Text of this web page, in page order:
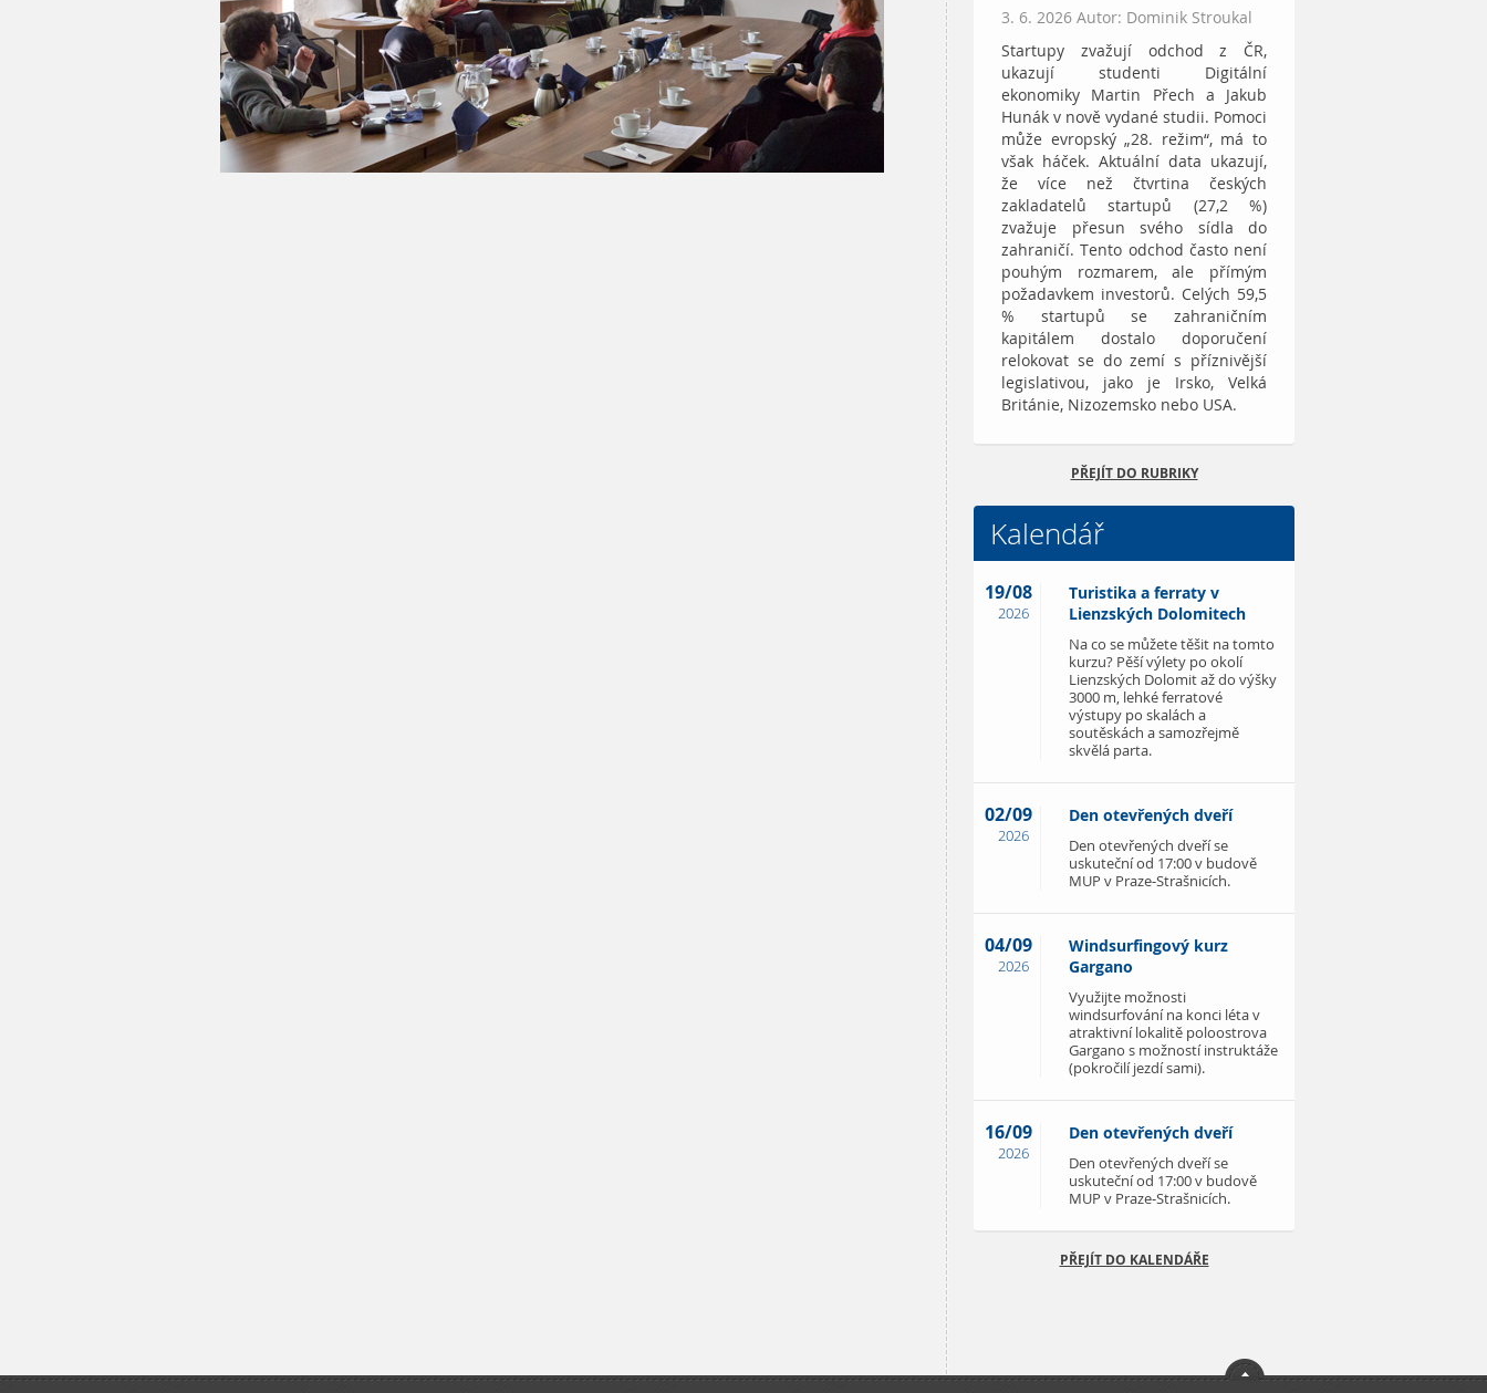
3. 6. 2026 Autor: Dominik Stroukal
Startupy zvažují odchod z ČR,
ukazují studenti Digitální
ekonomiky Martin Přech a Jakub
Hunák v nově vydané studii. Pomoci
může evropský „28. režim“, má to
však háček. Aktuální data ukazují,
že více než čtvrtina českých
zakladatelů startupů (27,2 %)
zvažuje přesun svého sídla do
zahraničí. Tento odchod často není
pouhým rozmarem, ale přímým
požadavkem investorů. Celých 59,5
% startupů se zahraničním
kapitálem dostalo doporučení
relokovat se do zemí s příznivější
legislativou, jako je Irsko, Velká
Británie, Nizozemsko nebo USA.
PŘEJÍT DO RUBRIKY
Kalendář
19/08
2026
Turistika a ferraty v
Lienzských Dolomitech
Na co se můžete těšit na tomto
kurzu? Pěší výlety po okolí
Lienzských Dolomit až do výšky
3000 m, lehké ferratové
výstupy po skalách a
soutěskách a samozřejmě
skvělá parta.
02/09
2026
Den otevřených dveří
Den otevřených dveří se
uskuteční od 17:00 v budově
MUP v Praze-Strašnicích.
04/09
2026
Windsurfingový kurz
Gargano
Využijte možnosti
windsurfování na konci léta v
atraktivní lokalitě poloostrova
Gargano s možností instruktáže
(pokročilí jezdí sami).
16/09
2026
Den otevřených dveří
Den otevřených dveří se
uskuteční od 17:00 v budově
MUP v Praze-Strašnicích.
PŘEJÍT DO KALENDÁŘE